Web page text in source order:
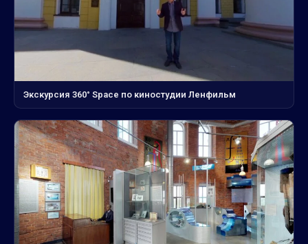
Экскурсия 360° Space по киностудии Ленфильм